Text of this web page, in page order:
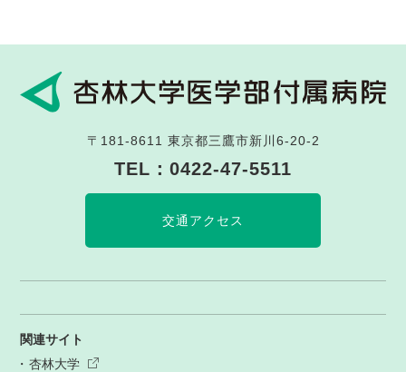
〒181-8611 東京都三鷹市新川6-20-2
TEL： 0422-47-5511
交通アクセス
関連サイト
杏林大学